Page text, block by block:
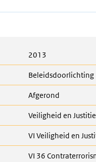
2013
Beleidsdoorlichting
Afgerond
Veiligheid en Justitie
VI Veiligheid en
VI 36